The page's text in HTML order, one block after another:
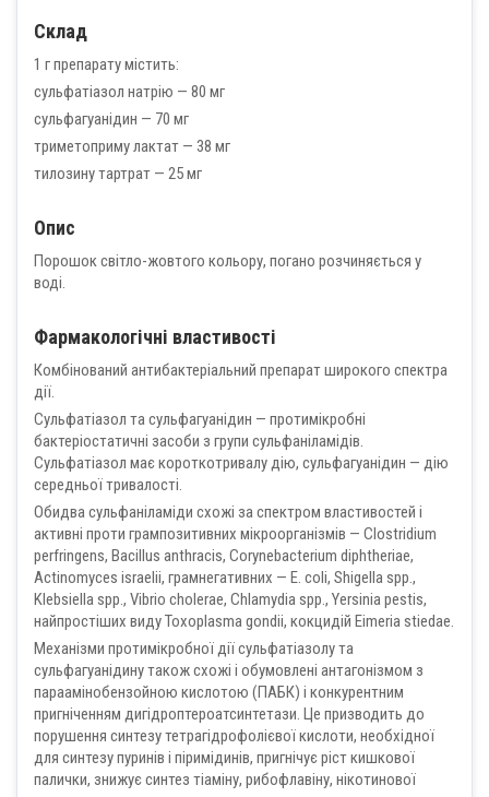
Склад
1 г препарату містить:
сульфатіазол натрію — 80 мг
сульфагуанідин — 70 мг
триметоприму лактат — 38 мг
тилозину тартрат — 25 мг
Опис
Порошок світло-жовтого кольору, погано розчиняється у
воді.
Фармакологічні властивості
Комбінований антибактеріальний препарат широкого спектра
дії.
Сульфатіазол та сульфагуанідин — протимікробні
бактеріостатичні засоби з групи сульфаніламідів.
Сульфатіазол має короткотривалу дію, сульфагуанідин — дію
середньої тривалості.
Обидва сульфаніламіди схожі за спектром властивостей і
активні проти грампозитивних мікроорганізмів — Clostridium
perfringens, Bacillus anthracis, Corynebacterium diphtheriae,
Actinomyces israelii, грамнегативних — E. coli, Shigella spp.,
Klebsiella spp., Vibrio cholerae, Chlamydia spp., Yersinia pestis,
найпростіших виду Toxoplasma gondii, кокцидій Eimeria stiedae.
Механізми протимікробної дії сульфатіазолу та
сульфагуанідину також схожі і обумовлені антагонізмом з
параамінобензойною кислотою (ПАБК) і конкурентним
пригніченням дигідроптероатсинтетази. Це призводить до
порушення синтезу тетрагідрофолієвої кислоти, необхідної
для синтезу пуринів і піримідинів, пригнічує ріст кишкової
палички, знижує синтез тіаміну, рибофлавіну, нікотинової